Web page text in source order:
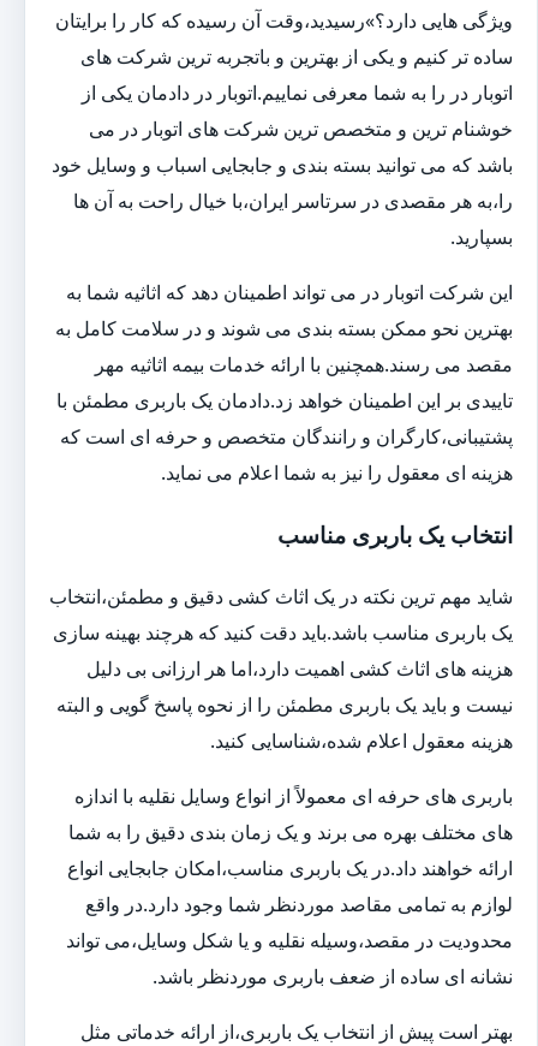
ویژگی هایی دارد؟»رسیدید،وقت آن رسیده که کار را برایتان
ساده تر کنیم و یکی از بهترین و باتجربه ترین شرکت های
اتوبار در را به شما معرفی نماییم.اتوبار در دادمان یکی از
خوشنام ترین و متخصص ترین شرکت های اتوبار در می
باشد که می توانید بسته بندی و جابجایی اسباب و وسایل خود
را،به هر مقصدی در سرتاسر ایران،با خیال راحت به آن ها
بسپارید.
این شرکت اتوبار در می تواند اطمینان دهد که اثاثیه شما به
بهترین نحو ممکن بسته بندی می شوند و در سلامت کامل به
مقصد می رسند.همچنین با ارائه خدمات بیمه اثاثیه مهر
تاییدی بر این اطمینان خواهد زد.دادمان یک باربری مطمئن با
پشتیبانی،کارگران و رانندگان متخصص و حرفه ای است که
هزینه ای معقول را نیز به شما اعلام می نماید.
انتخاب یک باربری مناسب
شاید مهم ترین نکته در یک اثاث کشی دقیق و مطمئن،انتخاب
یک باربری مناسب باشد.باید دقت کنید که هرچند بهینه سازی
هزینه های اثاث کشی اهمیت دارد،اما هر ارزانی بی دلیل
نیست و باید یک باربری مطمئن را از نحوه پاسخ گویی و البته
هزینه معقول اعلام شده،شناسایی کنید.
باربری های حرفه ای معمولاً از انواع وسایل نقلیه با اندازه
های مختلف بهره می برند و یک زمان بندی دقیق را به شما
ارائه خواهند داد.در یک باربری مناسب،امکان جابجایی انواع
لوازم به تمامی مقاصد موردنظر شما وجود دارد.در واقع
محدودیت در مقصد،وسیله نقلیه و یا شکل وسایل،می تواند
نشانه ای ساده از ضعف باربری موردنظر باشد.
بهتر است پیش از انتخاب یک باربری،از ارائه خدماتی مثل